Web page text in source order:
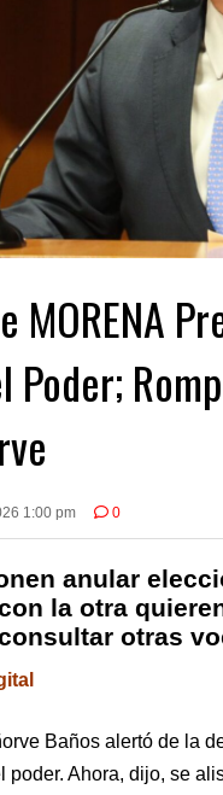
MORENA
Poder;
1:00 pm 0
anular
la otra
otras
Baños alertó de la
poder. Ahora, dijo, se